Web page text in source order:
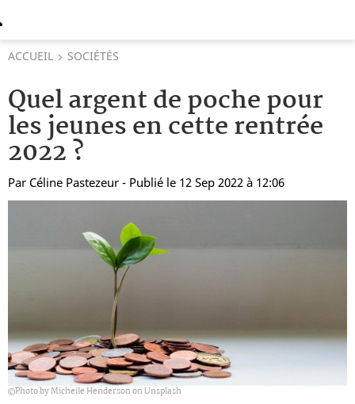
ACCUEIL SOCIÉTÉS
Quel argent de poche pour
les jeunes en cette rentrée
2022 ?
Par Céline Pastezeur - Publié le 12 Sep 2022 à 12:06
Photo by Micheile Henderson on Unsplash